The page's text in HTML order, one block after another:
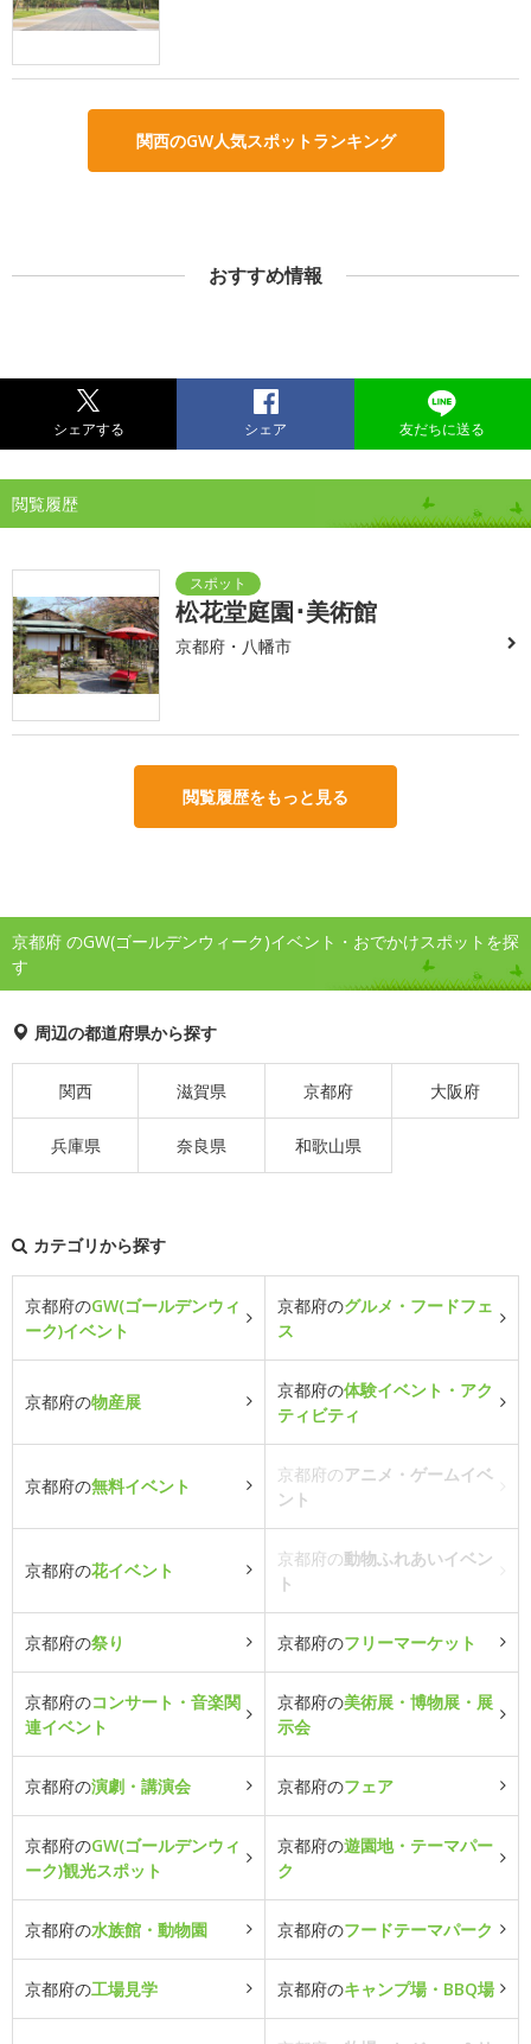
関西のGW人気スポットランキング
おすすめ情報
シェアする シェア 友だちに送る
閲覧履歴
松花堂庭園･美術館
京都府・八幡市
閲覧履歴をもっと見る
京都府 のGW(ゴールデンウィーク)イベント・おでかけスポットを探
す
周辺の都道府県から探す
関西 滋賀県 京都府 大阪府
兵庫県 奈良県 和歌山県
カテゴリから探す
京都府のGW(ゴールデンウィ
ーク)イベント
京都府のグルメ・フードフェ
ス
京都府の物産展
京都府の体験イベント・アク
ティビティ
京都府の無料イベント
京都府のアニメ・ゲームイベ
ント
京都府の花イベント
京都府の動物ふれあいイベン
ト
京都府の祭り 京都府のフリーマーケット
京都府のコンサート・音楽関
連イベント
京都府の美術展・博物展・展
示会
京都府の演劇・講演会 京都府のフェア
京都府のGW(ゴールデンウィ
ーク)観光スポット
京都府の遊園地・テーマパー
ク
京都府の水族館・動物園 京都府のフードテーマパーク
京都府の工場見学 京都府のキャンプ場・BBQ場